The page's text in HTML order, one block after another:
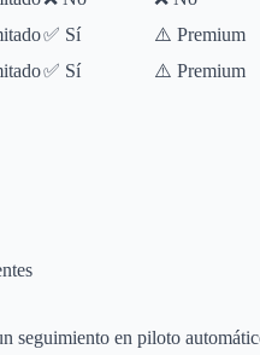
✅ Sí ⚠️ Premium
✅ Sí ⚠️ Premium
seguimiento en piloto